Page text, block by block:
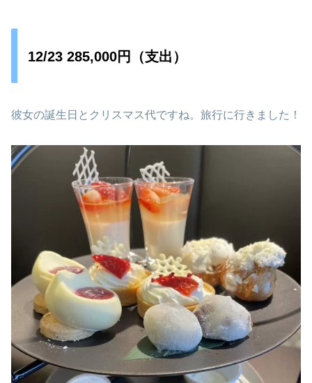
12/23 285,000円（支出）
彼女の誕生日とクリスマス代ですね。旅行に行きました！